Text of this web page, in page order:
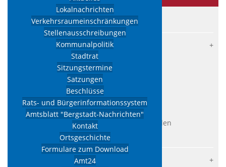
Lokalnachrichten
Verkehrsraumeinschränkungen
Stellenausschreibungen
Kommunalpolitik
Stadtrat
Sitzungstermine
Satzungen
Beschlüsse
Rats- und Bürgerinformationssystem
Amtsblatt "Bergstadt-Nachrichten"
Kontakt
Ortsgeschichte
Formulare zum Download
Amt24
Grußwort
Verwaltungsstruktur
Information
Bürgerservice
Kämmerei
Sachgebiet Bau
Schäden bzw. Verunreinigungen melden
Wappen/Signet anfordern